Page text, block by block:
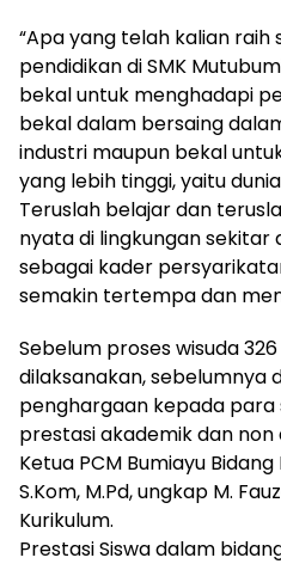
“Apa yang telah kalian raih
pendidikan di SMK
bekal untuk menghadapi
bekal dalam bersaing
industri maupun bekal
yang lebih tinggi, yaitu
Teruslah belajar dan
nyata di lingkungan sekitar
sebagai kader
semakin tertempa dan
Sebelum proses wisuda 326
dilaksanakan, sebelumnya
penghargaan kepada para
prestasi akademik dan
Ketua PCM Bumiayu Bidang
S.Kom, M.Pd, ungkap M.
Kurikulum.
Prestasi Siswa dalam